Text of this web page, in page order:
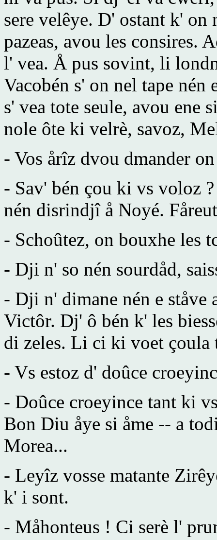
sere velêye. D' ostant k' on
pazeas, avou les consires.
l' vea. Å pus sovint, li
Vacobén s' on nel tape nén
s' vea tote seule, avou ene
nole ôte ki velrè, savoz,
- Vos årîz dvou dmander
- Sav' bén çou ki vs voloz
nén disrindjî å Noyé.
- Schoûtez, on bouxhe les
- Dji n' so nén sourdåd,
- Dji n' dimane nén e ståve
Victôr. Dj' ô bén k' les
di zeles. Li ci ki voet çoula
- Vs estoz d' doûce
- Doûce croeyince tant ki
Bon Diu åye si åme -- a
Morea...
- Leyîz vosse matante
k' i sont.
- Måhonteus ! Ci serè l'